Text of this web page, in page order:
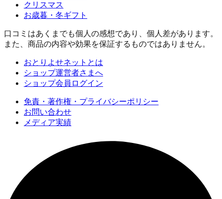
クリスマス
お歳暮・冬ギフト
口コミはあくまでも個人の感想であり、個人差があります。
また、商品の内容や効果を保証するものではありません。
おとりよせネットとは
ショップ運営者さまへ
ショップ会員ログイン
免責・著作権・プライバシーポリシー
お問い合わせ
メディア実績